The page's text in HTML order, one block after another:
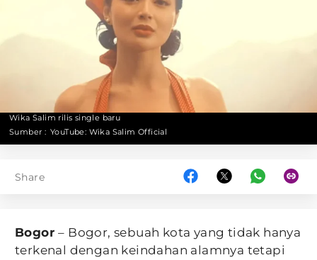
Wika Salim rilis single baru
Sumber : YouTube: Wika Salim Official
Share
Bogor– Bogor, sebuah kota yang tidak hanya
terkenal dengan keindahan alamnya tetapi